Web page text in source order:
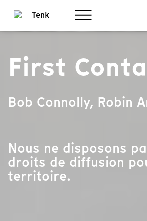
First
Bob Connolly, Robin
Nous ne disposons
droits de diffusion
territoire.